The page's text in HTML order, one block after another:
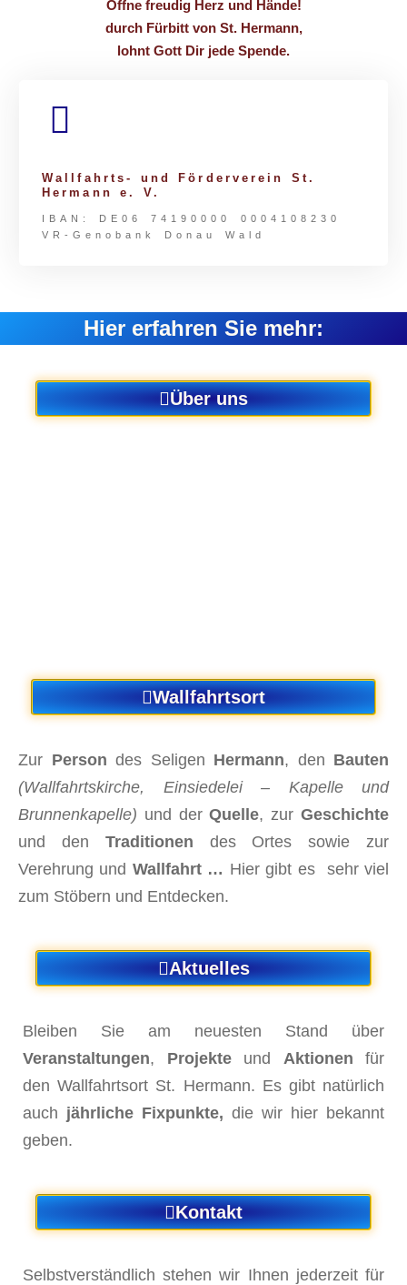
Öffne freudig Herz und Hände!
durch Fürbitt von St. Hermann,
lohnt Gott Dir jede Spende.
Wallfahrts- und Förderverein St.
Hermann e. V.
IBAN: DE06 74190000 0004108230
VR-Genobank Donau Wald
Hier erfahren Sie mehr:
Über uns
Wallfahrtsort
Zur Person des Seligen Hermann, den Bauten
(Wallfahrtskirche, Einsiedelei – Kapelle und
Brunnenkapelle) und derQuelle, zurGeschichte
und den Traditionen des Ortes sowie zur
Verehrung und Wallfahrt … Hier gibt es sehr viel
zum Stöbern und Entdecken.
Aktuelles
Bleiben Sie am neuesten Stand über
Veranstaltungen, Projekteund Aktionen für
den Wallfahrtsort St. Hermann. Es gibt natürlich
auch jährliche Fixpunkte, die wir hier bekannt
geben.
Kontakt
Selbstverständlich stehen wir Ihnen jederzeit für